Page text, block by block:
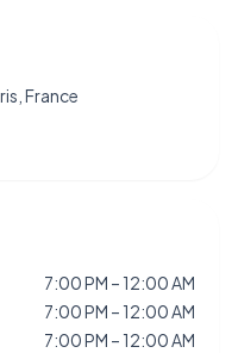
France
7:00 PM – 12:00 AM
7:00 PM – 12:00 AM
7:00 PM – 12:00 AM